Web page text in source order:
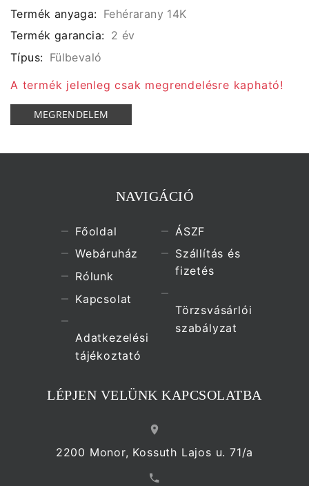
Termék anyaga: Fehérarany 14K
Termék garancia: 2 év
Típus: Fülbevaló
A termék jelenleg csak megrendelésre kapható!
MEGRENDELEM
NAVIGÁCIÓ
Főoldal
Webáruház
Rólunk
Kapcsolat
Adatkezelési
tájékoztató
ÁSZF
Szállítás és
fizetés
Törzsvásárlói
szabályzat
LÉPJEN VELÜNK KAPCSOLATBA
2200 Monor, Kossuth Lajos u. 71/a